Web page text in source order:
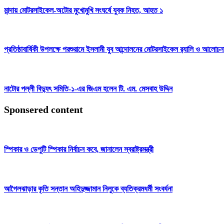
মান্দায় মোটরসাইকেল-অটোর মুখোমুখি সংঘর্ষে যুবক নিহত, আহত ১
প্রতিষ্ঠাবার্ষিকী উপলক্ষে পরশুরামে ইসলামী যুব আন্দোলনের মোটরসাইকেল র‌্যালি ও
নাটোর পল্লী বিদ্যুৎ সমিতি-১-এর জিএম হলেন টি. এম. মেসবাহ উদ্দিন
Sponsered content
স্পিকার ও ডেপুটি স্পিকার নির্বাচন কবে, জানালেন স্বরাষ্ট্রমন্ত্রী
আগৈলঝাড়ার কৃতি সন্তান অহিদুজ্জামান নিলুকে ব্যতিক্রমধর্মী সংবর্ধনা